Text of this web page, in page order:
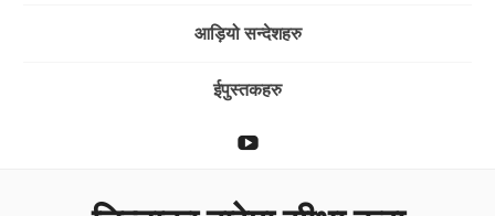
आड़ियो सन्देशहरु
ईपुस्तकहरु
YouTube